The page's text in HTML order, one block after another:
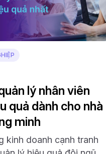
lý nhân viên
quả dành cho nhà
minh
kinh doanh cạnh tranh